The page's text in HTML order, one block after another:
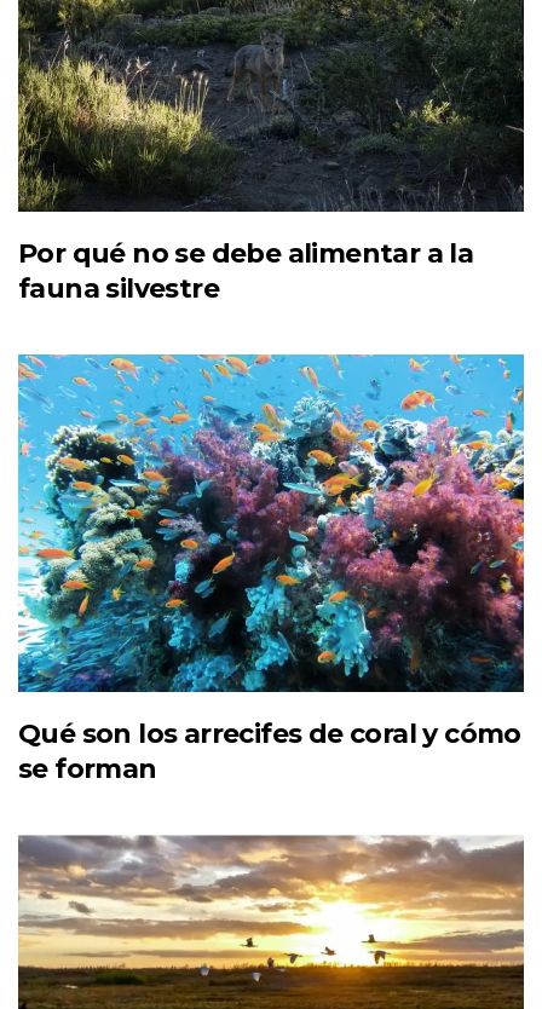
Por qué no se debe alimentar a la
fauna silvestre
Qué son los arrecifes de coral y cómo
se forman